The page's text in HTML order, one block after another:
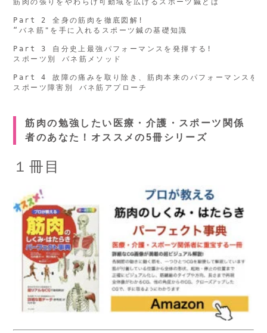
筋肉の張りをやわらげ可動域を広げるスポーツ鍼とは
Part 2 全身の筋肉を徹底図解!
“バネ筋"を手に入れるスポーツ鍼の基礎知識
Part 3 自分史上最強パフォーマンスを発揮する!
スポーツ別 バネ筋メソッド
Part 4 故障の痛みを取り除き、筋肉本来のパフォーマンスを
筋肉の勉強したい医療・介護・スポーツ関係
者のあなた！オススメの5冊シリーズ
１冊目